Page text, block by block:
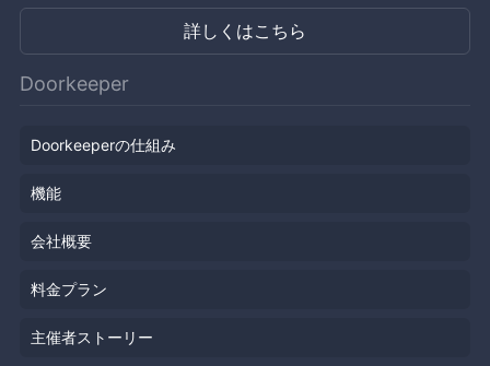
詳しくはこちら
Doorkeeper
Doorkeeperの仕組み
機能
会社概要
料金プラン
主催者ストーリー